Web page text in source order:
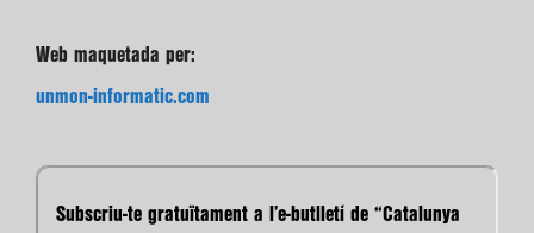
Web maquetada per:
unmon-informatic.com
Subscriu-te gratuïtament a l’e-butlletí de “Catalunya